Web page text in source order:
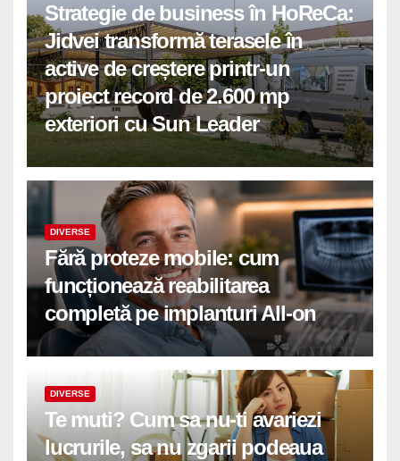
Strategie de business în HoReCa:
Jidvei transformă terasele în
active de creștere printr-un
proiect record de 2.600 mp
exteriori cu Sun Leader
DIVERSE
Fără proteze mobile: cum
funcționează reabilitarea
completă pe implanturi All-on
DIVERSE
Te muti? Cum sa nu-ti avariezi
lucrurile, sa nu zgarii podeaua